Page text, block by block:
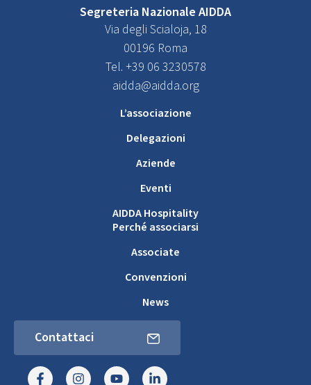
Segreteria Nazionale AIDDA
Via degli Scialoja, 18
00196 Roma
Tel. +39 06 3230578
aidda@aidda.org
L’associazione
Delegazioni
Aziende
Eventi
AIDDA Hospitality
Perché associarsi
Associate
Convenzioni
News
Contattaci